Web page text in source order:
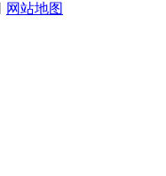
网站地图